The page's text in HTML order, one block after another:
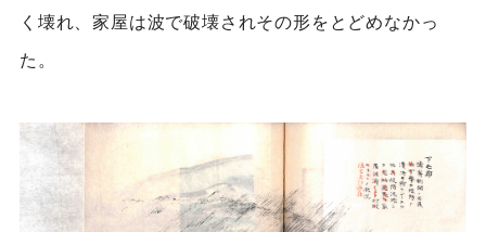
く壊れ、家屋は波で破壊されその形をとどめなかっ
た。